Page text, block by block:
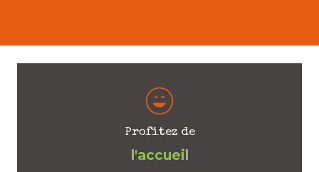
Profitez de
l'accueil